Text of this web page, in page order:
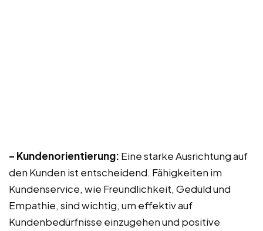
– Kundenorientierung: Eine starke Ausrichtung auf
den Kunden ist entscheidend. Fähigkeiten im
Kundenservice, wie Freundlichkeit, Geduld und
Empathie, sind wichtig, um effektiv auf
Kundenbedürfnisse einzugehen und positive